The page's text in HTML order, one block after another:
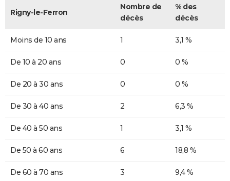
Rigny-le-Ferron
Nombre de
décès
% des
décès
Moins de 10 ans 1 3,1 %
De 10 à 20 ans 0 0 %
De 20 à 30 ans 0 0 %
De 30 à 40 ans 2 6,3 %
De 40 à 50 ans 1 3,1 %
De 50 à 60 ans 6 18,8 %
De 60 à 70 ans 3 9,4 %